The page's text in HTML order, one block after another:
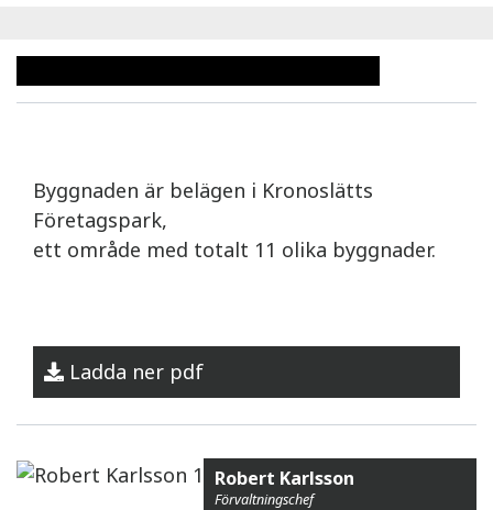
Byggnaden är belägen i Kronoslätts
Företagspark,
ett område med totalt 11 olika byggnader.
Ladda ner pdf
Robert Karlsson
Förvaltningschef